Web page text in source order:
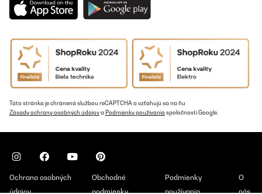
schwierig zu verstehen. Man muss einfach nur den Schlauch an
die Pumpe schließen, die Pumpe mit ausreichend Wasser
dann noch mit dem Solar Panel verbinden.Fazit: Super Brunnen,
der umweltfeundlich mit Solarenergie funktioniert und nach einer
Laufzeit von ca. 1 Monat gibt es bisher keine Probleme.
Amazon-Benutzer
works well makes a nice soothing sound
Táto stránka je chránená službou reCAPTCHA a vzťahujú sa na ňu
Zásady ochrany osobných údajova Podmienky používania spoločnosti Google.
Ochrana osobných
údajov
Obchodné
podmienky
Podmienky
používania
O
nás